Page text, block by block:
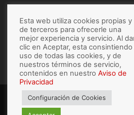
SÍGUENOS
México Mundo Economía
Espectaculos
Esta web utiliza cookies propias y
de terceros para ofrecerle una
mejor experiencia y servicio. Al
clic en Aceptar, esta consintiendo
uso de todas las cookies, y de
nuestros términos de servicio,
contenidos en nuestro Aviso de
Privacidad
Configuración de Cookies